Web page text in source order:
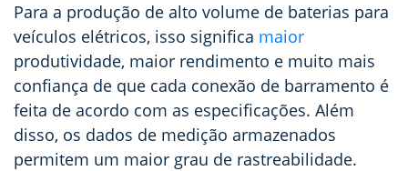
Para a produção de alto volume de baterias para
veículos elétricos, isso significa maior
produtividade, maior rendimento e muito mais
confiança de que cada conexão de barramento é
feita de acordo com as especificações. Além
disso, os dados de medição armazenados
permitem um maior grau de rastreabilidade.